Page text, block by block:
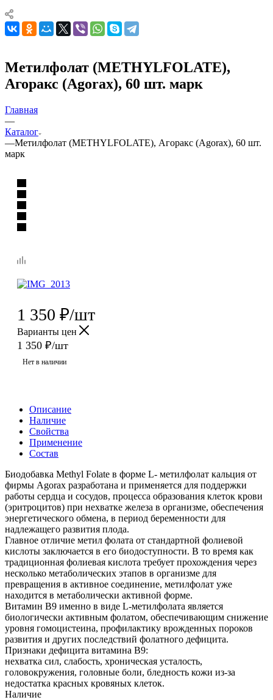
Метилфолат (METHYLFOLATE),
Агоракс (Agorax), 60 шт. марк
Главная
—
Каталог
—Метилфолат (METHYLFOLATE), Агоракс (Agorax), 60 шт.
марк
1 350 ₽/шт
Варианты цен
1 350 ₽/шт
Нет в наличии
Описание
Наличие
Свойства
Применение
Состав
Биодобавка Methyl Folate в форме L- метилфолат кальция от
фирмы Agorax разработана и применяется для поддержки
работы сердца и сосудов, процесса образования клеток крови
(эритроцитов) при нехватке железа в организме, обеспечения
энергетического обмена, в период беременности для
надлежащего развития плода.
Главное отличие метил фолата от стандартной фолиевой
кислоты заключается в его биодоступности. В то время как
традиционная фолиевая кислота требует прохождения через
несколько метаболических этапов в организме для
превращения в активное соединение, метилфолат уже
находится в метаболически активной форме.
Витамин В9 именно в виде L-метилфолата является
биологически активным фолатом, обеспечивающим снижение
уровня гомоцистеина, профилактику врожденных пороков
развития и других последствий фолатного дефицита.
Признаки дефицита витамина В9:
нехватка сил, слабость, хроническая усталость,
головокружения, головные боли, бледность кожи из-за
недостатка красных кровяных клеток.
Наличие